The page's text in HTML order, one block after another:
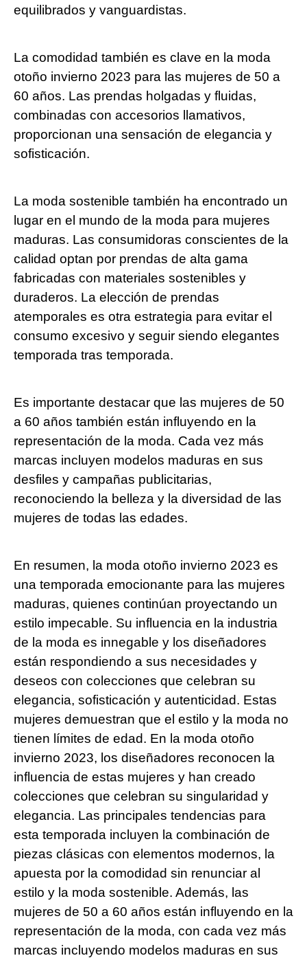
equilibrados y vanguardistas.
La comodidad también es clave en la moda
otoño invierno 2023 para las mujeres de 50 a
60 años. Las prendas holgadas y fluidas,
combinadas con accesorios llamativos,
proporcionan una sensación de elegancia y
sofisticación.
La moda sostenible también ha encontrado un
lugar en el mundo de la moda para mujeres
maduras. Las consumidoras conscientes de la
calidad optan por prendas de alta gama
fabricadas con materiales sostenibles y
duraderos. La elección de prendas
atemporales es otra estrategia para evitar el
consumo excesivo y seguir siendo elegantes
temporada tras temporada.
Es importante destacar que las mujeres de 50
a 60 años también están influyendo en la
representación de la moda. Cada vez más
marcas incluyen modelos maduras en sus
desfiles y campañas publicitarias,
reconociendo la belleza y la diversidad de las
mujeres de todas las edades.
En resumen, la moda otoño invierno 2023 es
una temporada emocionante para las mujeres
maduras, quienes continúan proyectando un
estilo impecable. Su influencia en la industria
de la moda es innegable y los diseñadores
están respondiendo a sus necesidades y
deseos con colecciones que celebran su
elegancia, sofisticación y autenticidad. Estas
mujeres demuestran que el estilo y la moda no
tienen límites de edad. En la moda otoño
invierno 2023, los diseñadores reconocen la
influencia de estas mujeres y han creado
colecciones que celebran su singularidad y
elegancia. Las principales tendencias para
esta temporada incluyen la combinación de
piezas clásicas con elementos modernos, la
apuesta por la comodidad sin renunciar al
estilo y la moda sostenible. Además, las
mujeres de 50 a 60 años están influyendo en la
representación de la moda, con cada vez más
marcas incluyendo modelos maduras en sus